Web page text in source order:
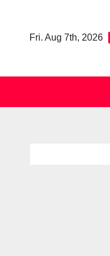
Fri. Aug 7th, 2026